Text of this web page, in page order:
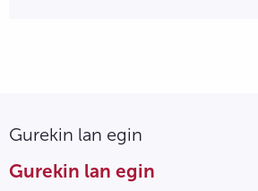
Gurekin lan egin
Gurekin lan egin